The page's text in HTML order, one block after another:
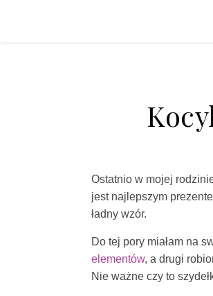
Ostatnio w mojej
jest najlepszym
ładny wzór.
Do tej pory miałam na
elementów, a drugi
Nie ważne czy to